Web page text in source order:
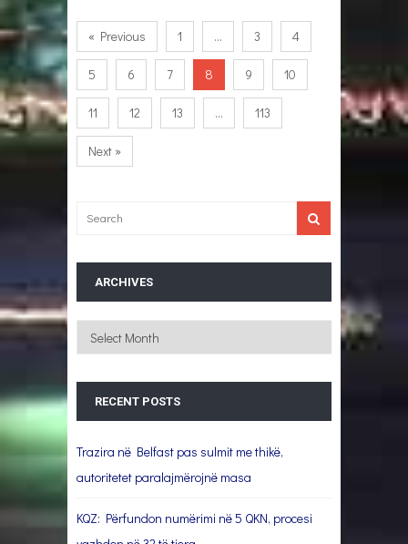
« Previous 1 … 3 4
5 6 7 8 9 10
11 12 13 … 113
Next »
ARCHIVES
Archives
RECENT POSTS
Trazira në Belfast pas sulmit me thikë,
autoritetet paralajmërojnë masa
KQZ: Përfundon numërimi në 5 QKN, procesi